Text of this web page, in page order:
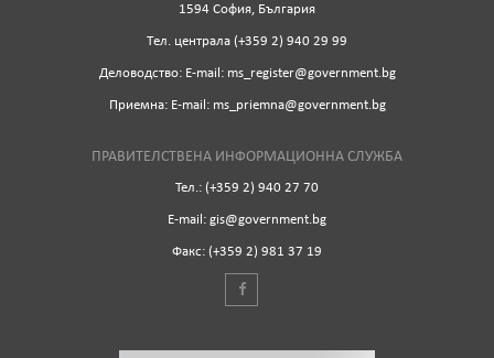
1594 София, България
Tел. централа (+359 2) 940 29 99
Деловодство: Е-mail: ms_register@government.bg
Приемна: Е-mail: ms_priemna@government.bg
ПРАВИТЕЛСТВЕНА ИНФОРМАЦИОННА СЛУЖБА
Тел.: (+359 2) 940 27 70
Е-mail: gis@government.bg
Факс: (+359 2) 981 37 19